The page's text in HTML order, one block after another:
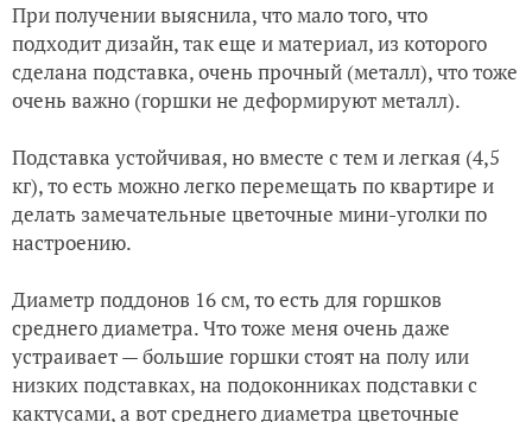
При получении выяснила, что мало того, что
подходит дизайн, так еще и материал, из которого
сделана подставка, очень прочный (металл), что тоже
очень важно (горшки не деформируют металл).
Подставка устойчивая, но вместе с тем и легкая (4,5
кг), то есть можно легко перемещать по квартире и
делать замечательные цветочные мини-уголки по
настроению.
Диаметр поддонов 16 см, то есть для горшков
среднего диаметра. Что тоже меня очень даже
устраивает — большие горшки стоят на полу или
низких подставках, на подоконниках подставки с
кактусами, а вот среднего диаметра цветочные